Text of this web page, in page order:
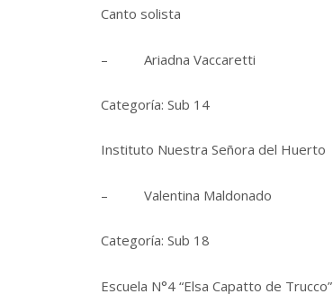
Canto solista
– Ariadna Vaccaretti
Categoría: Sub 14
Instituto Nuestra Señora del Huerto
– Valentina Maldonado
Categoría: Sub 18
Escuela N°4 “Elsa Capatto de Trucco”